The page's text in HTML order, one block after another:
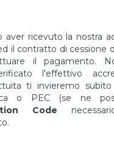
aver ricevuto la nostra
il contratto di cessione
il pagamento.
l'effettivo
ti invieremo
o PEC (se ne
Code